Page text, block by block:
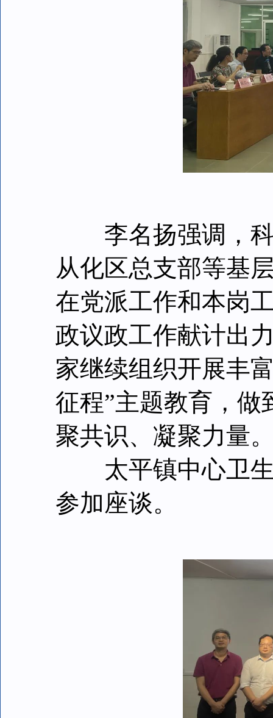
李名扬强调，科
从化区总支部等基
在党派工作和本岗
政议政工作献计出
家继续组织开展丰
征程”主题教育，
聚共识、凝聚力量
太平镇中心卫生
参加座谈。